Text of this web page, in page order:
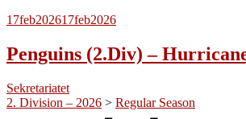
17feb202617feb2026
Penguins (2.Div) –
Sekretariatet
2. Division – 2026 > Regular Season